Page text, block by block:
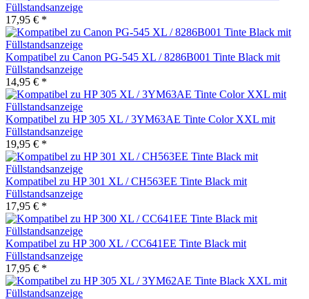
Füllstandsanzeige
17,95 € *
Kompatibel zu Canon PG-545 XL / 8286B001 Tinte Black mit
Füllstandsanzeige
14,95 € *
Kompatibel zu HP 305 XL / 3YM63AE Tinte Color XXL mit
Füllstandsanzeige
19,95 € *
Kompatibel zu HP 301 XL / CH563EE Tinte Black mit
Füllstandsanzeige
17,95 € *
Kompatibel zu HP 300 XL / CC641EE Tinte Black mit
Füllstandsanzeige
17,95 € *